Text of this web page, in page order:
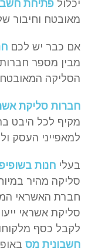
יכלול פתיחת
מאובטח וחיבור
אם כבר יש לכם
מבין מספר
הסליקה
חברות סליקת
מקיף לכל היבט
למאפייני העסק
בעלי חנות
חברת האשראי
סליקת אשראי
לקבל כסף
חשבונית מס